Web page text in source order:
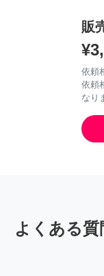
販
依頼
依頼
なり
よくある質